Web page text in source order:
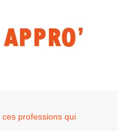
professions qui